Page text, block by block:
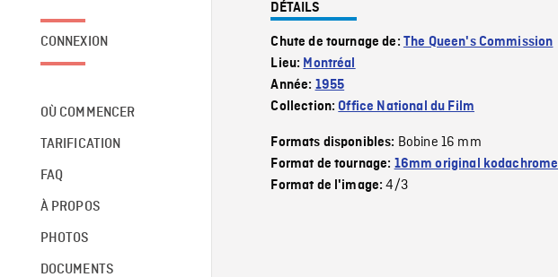
CONNEXION
OÙ COMMENCER
TARIFICATION
FAQ
À PROPOS
PHOTOS
DOCUMENTS
DÉTAILS
Chute de tournage de: The Queen's Commission
Lieu: Montréal
Année: 1955
Collection:Office National du Film
Formats disponibles: Bobine 16 mm
Format de tournage: 16mm original kodachrome
Format de l'image:4/3